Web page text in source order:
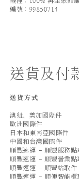
編號：99850714
送貨及付
送貨方式
澳紐、美加國際件
歐洲國際件
日本和東南亞國際件
中國和台灣國際件
順豐速運 - 順豐服務點
順豐速運 - 順豐營業點
順豐速運 - 順豐站取件
順豐速運 - 順便智能櫃